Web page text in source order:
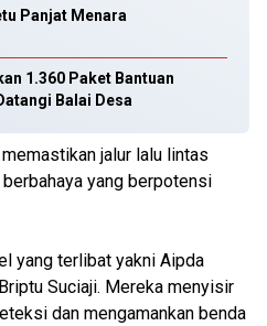
Panjat Menara
1.360 Paket Bantuan
Balai Desa
jalur lalu lintas
yang berpotensi
yang terlibat yakni Aipda
Suciaji. Mereka menyisir
dan mengamankan benda